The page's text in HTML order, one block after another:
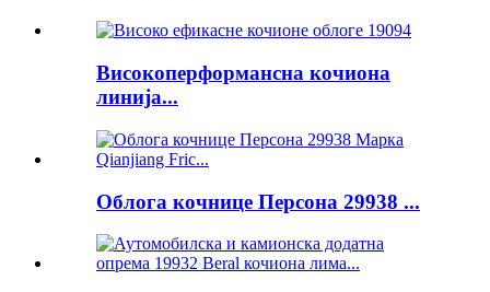
Високоперформансна кочиона
линија...
Облога кочнице Персона 29938 ...